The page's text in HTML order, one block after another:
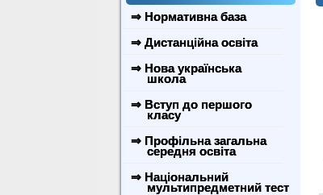
⇒ Нормативна база
⇒ Дистанційна освіта
⇒ Нова українська
школа
⇒ Вступ до першого
класу
⇒ Профільна загальна
середня освіта
⇒ Національний
мультипредметний тест